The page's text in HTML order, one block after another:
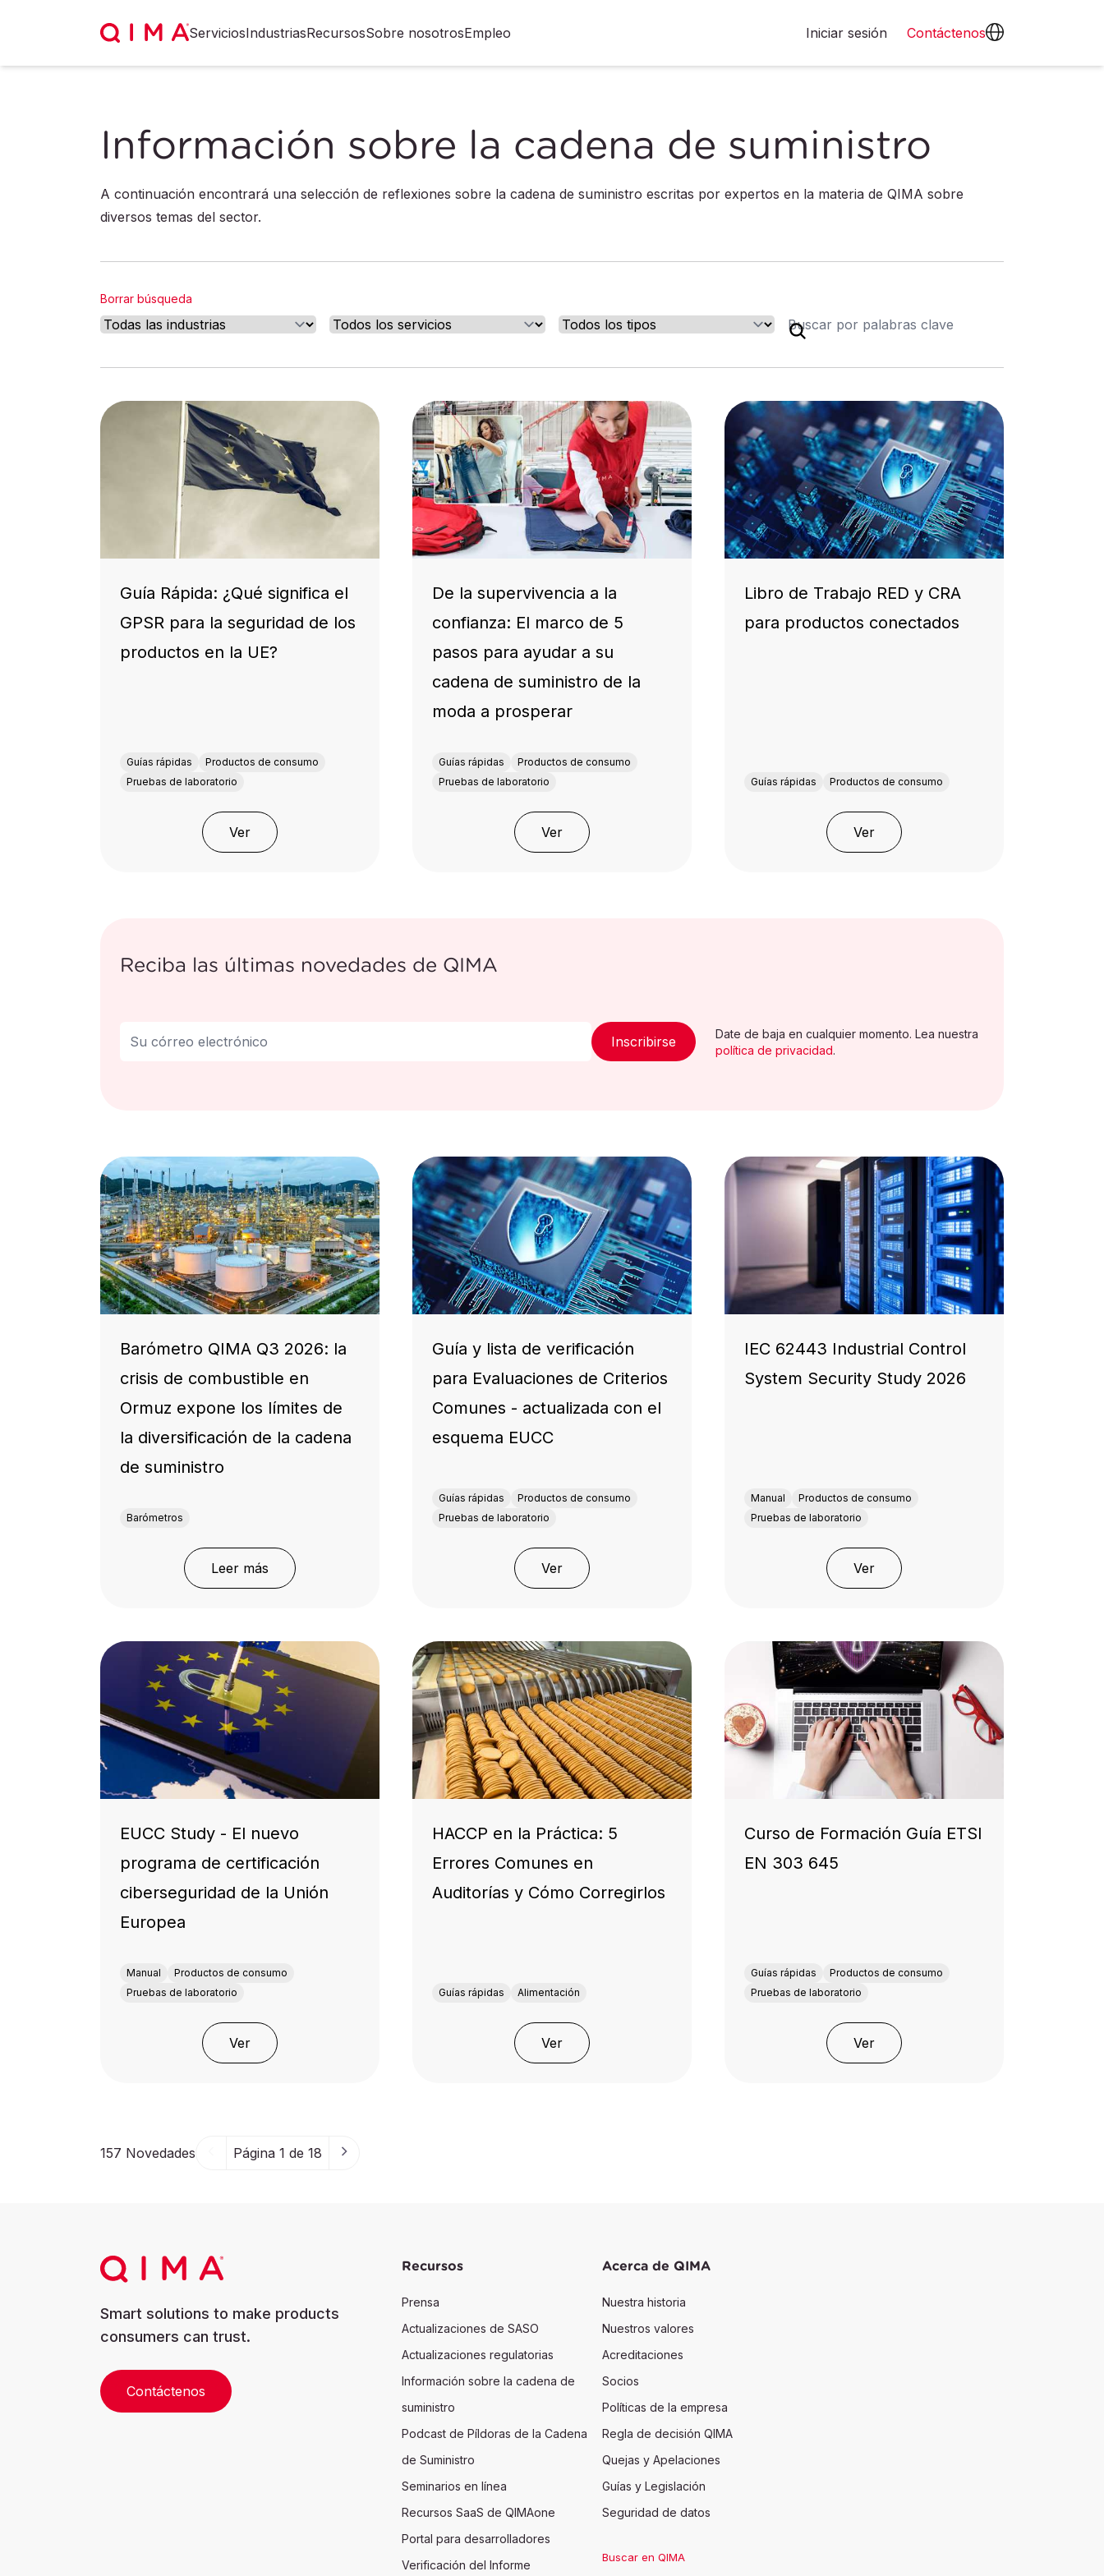
ServiciosIndustriasRecursosSobre nosotrosEmpleo Iniciar sesión Contáctenos
Información sobre la cadena de suministro
A continuación encontrará una selección de reflexiones sobre la cadena de suministro escritas por expertos en la materia de QIMA sobre
diversos temas del sector.
Borrar búsqueda
Guía Rápida: ¿Qué significa el
GPSR para la seguridad de los
productos en la UE?
Guías rápidas
Productos de consumo
Pruebas de laboratorio
Ver
De la supervivencia a la
confianza: El marco de 5
pasos para ayudar a su
cadena de suministro de la
moda a prosperar
Guías rápidas
Productos de consumo
Pruebas de laboratorio
Ver
Libro de Trabajo RED y CRA
para productos conectados
Guías rápidas Productos de consumo
Ver
Barómetro QIMA Q3 2026: la
crisis de combustible en
Ormuz expone los límites de
la diversificación de la cadena
de suministro
Barómetros
Leer más
Guía y lista de verificación
para Evaluaciones de Criterios
Comunes - actualizada con el
esquema EUCC
Guías rápidas
Productos de consumo
Pruebas de laboratorio
Ver
IEC 62443 Industrial Control
System Security Study 2026
Manual
Productos de consumo
Pruebas de laboratorio
Ver
EUCC Study - El nuevo
programa de certificación
ciberseguridad de la Unión
Europea
Manual
Productos de consumo
Pruebas de laboratorio
Ver
HACCP en la Práctica: 5
Errores Comunes en
Auditorías y Cómo Corregirlos
Guías rápidas Alimentación
Ver
Curso de Formación Guía ETSI
EN 303 645
Guías rápidas
Productos de consumo
Pruebas de laboratorio
Ver
Reciba las últimas novedades de QIMA
Inscribirse
Date de baja en cualquier momento. Lea nuestra
política de privacidad.
157 Novedades Página 1 de 18
Smart solutions to make products
consumers can trust.
Contáctenos
Recursos
Prensa
Actualizaciones de SASO
Actualizaciones regulatorias
Información sobre la cadena de
suministro
Podcast de Píldoras de la Cadena
de Suministro
Seminarios en línea
Recursos SaaS de QIMAone
Portal para desarrolladores
Verificación del Informe
Acerca de QIMA
Nuestra historia
Nuestros valores
Acreditaciones
Socios
Políticas de la empresa
Regla de decisión QIMA
Quejas y Apelaciones
Guías y Legislación
Seguridad de datos
Buscar en QIMA